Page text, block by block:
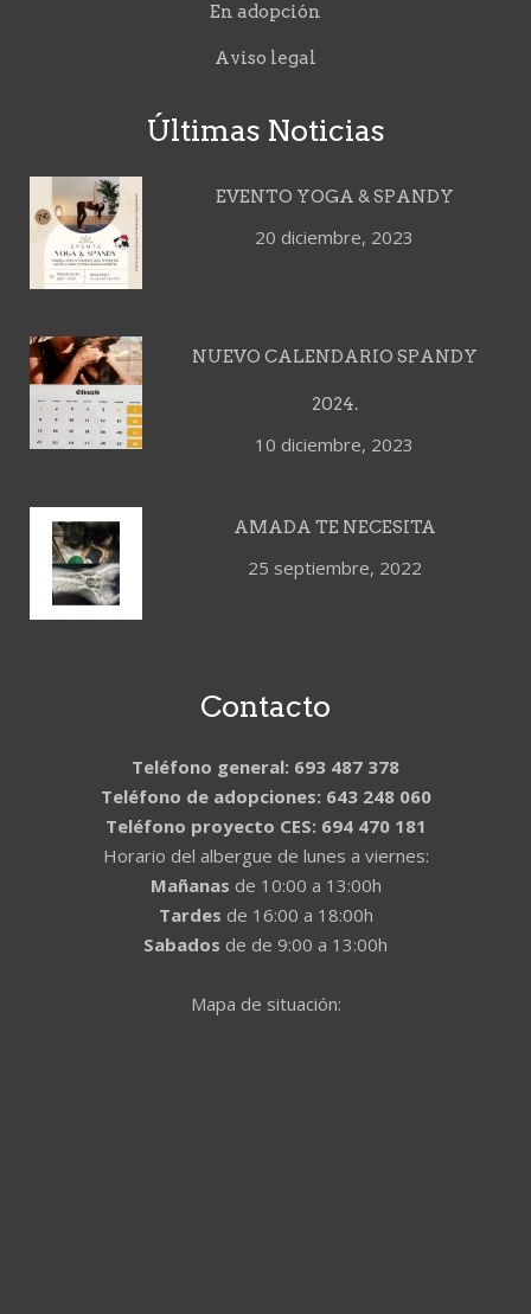
En adopción
Aviso legal
Últimas Noticias
EVENTO YOGA & SPANDY
20 diciembre, 2023
NUEVO CALENDARIO SPANDY
2024.
10 diciembre, 2023
AMADA TE NECESITA
25 septiembre, 2022
Contacto
Teléfono general: 693 487 378
Teléfono de adopciones: 643 248 060
Teléfono proyecto CES: 694 470 181
Horario del albergue de lunes a viernes:
Mañanas de 10:00 a 13:00h
Tardes de 16:00 a 18:00h
Sabados de de 9:00 a 13:00h
Mapa de situación: